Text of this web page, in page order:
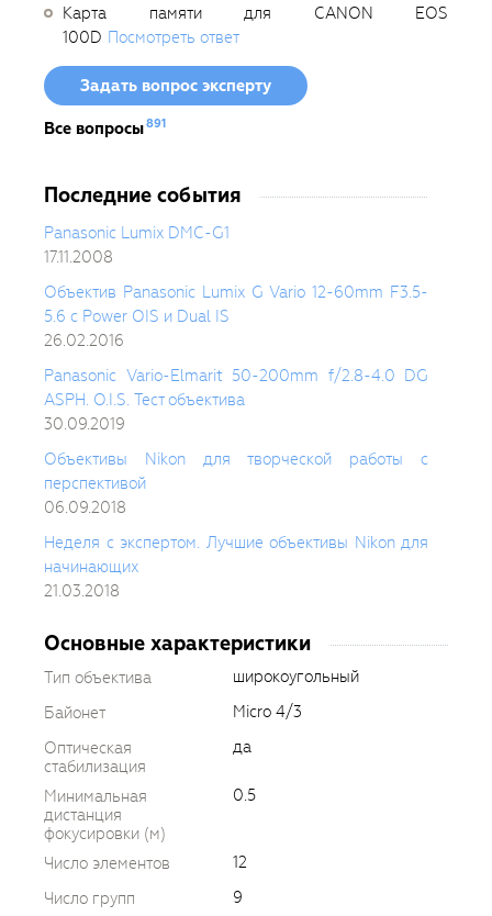
Карта памяти для CANON EOS
100D Посмотреть ответ
Задать вопрос эксперту
Все вопросы891
Последние события
Panasonic Lumix DMC-G1
17.11.2008
Объектив Panasonic Lumix G Vario 12-60mm F3.5-
5.6 с Power OIS и Dual IS
26.02.2016
Panasonic Vario-Elmarit 50-200mm f/2.8-4.0 DG
ASPH. O.I.S. Тест объектива
30.09.2019
Объективы Nikon для творческой работы с
перспективой
06.09.2018
Неделя с экспертом. Лучшие объективы Nikon для
начинающих
21.03.2018
Основные характеристики
Тип объектива
широкоугольный
Байонет
Micro 4/3
Оптическая
стабилизация
да
Минимальная
дистанция
фокусировки (м)
0.5
Число элементов
12
Число групп
9